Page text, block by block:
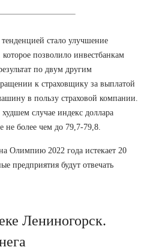
стало улучшение
позволило инвестбанкам
по двум другим
к страховщику за выплатой
в пользу страховой компании.
случае индекс доллара
не более чем до 79,7-79,8.
Олимпию 2022 года истекает 20
предприятия будут отвечать
Лениногорск.